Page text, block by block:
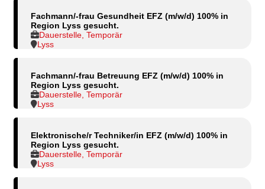
Fachmann/-frau Gesundheit EFZ (m/w/d) 100% in
Region Lyss gesucht.
Dauerstelle, Temporär
Lyss
Fachmann/-frau Betreuung EFZ (m/w/d) 100% in
Region Lyss gesucht.
Dauerstelle, Temporär
Lyss
Elektronische/r Techniker/in EFZ (m/w/d) 100% in
Region Lyss gesucht.
Dauerstelle, Temporär
Lyss